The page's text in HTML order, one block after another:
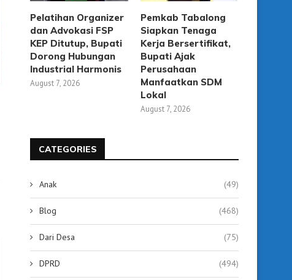
Dampak Pemadaman Listrik,
Penjualan & Servis Genset
July 15, 2026
Teladan, Dilarang
Pelatihan Organizer
dan Advokasi FSP
KEP Ditutup, Bupati
Dorong Hubungan
Industrial Harmonis
August 7, 2026
Pemkab Tabalong
Siapkan Tenaga
Kerja Bersertifikat,
Bupati Ajak
Perusahaan
Manfaatkan SDM
Lokal
August 7, 2026
CATEGORIES
Anak (49)
Blog (468)
Dari Desa (75)
DPRD (494)